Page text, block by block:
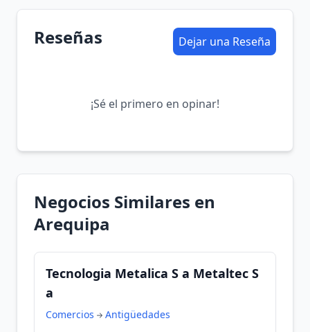
Reseñas Dejar una Reseña
¡Sé el primero en opinar!
Negocios Similares en
Arequipa
Tecnologia Metalica S a Metaltec S
a
Comercios Antigüedades